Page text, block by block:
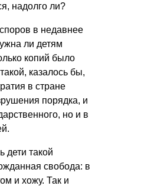
надолго ли?
в недавнее
ли детям
копий было
казалось бы,
в стране
порядка, и
но и в
дети такой
свобода: в
и хожу. Так и